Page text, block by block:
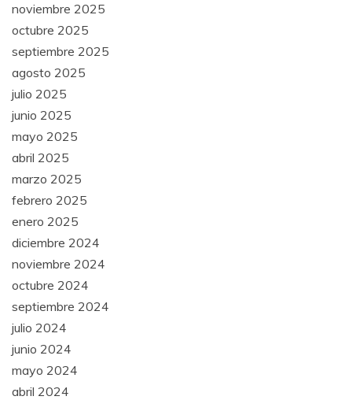
noviembre 2025
octubre 2025
septiembre 2025
agosto 2025
julio 2025
junio 2025
mayo 2025
abril 2025
marzo 2025
febrero 2025
enero 2025
diciembre 2024
noviembre 2024
octubre 2024
septiembre 2024
julio 2024
junio 2024
mayo 2024
abril 2024